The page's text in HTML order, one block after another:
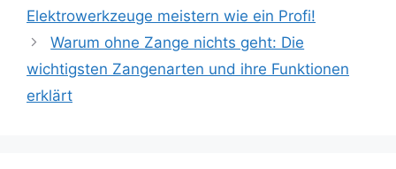
Elektrowerkzeuge meistern wie ein Profi!
Warum ohne Zange nichts geht: Die
wichtigsten Zangenarten und ihre Funktionen
erklärt